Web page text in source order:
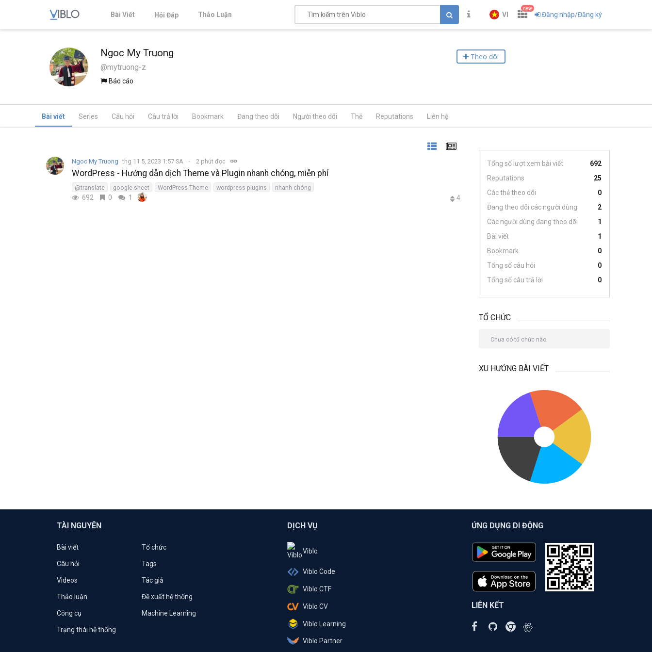
Bài Viết Hỏi Đáp Thảo Luận VI
new
Đăng nhập/Đăng ký
Ngoc My Truong
@mytruong-z
Báo cáo
Theo dõi
Bài viết Series Câu hỏi Câu trả lời Bookmark Đang theo dõi Người theo dõi Thẻ Reputations Liên hệ
Ngoc My Truong thg 11 5, 2023 1:57 SA 2 phút đọc
WordPress - Hướng dẫn dịch Theme và Plugin nhanh chóng, miễn phí
@translate google sheet WordPress Theme wordpress plugins nhanh chóng
692 0 1 4
Tổng số lượt xem bài viết
692
Reputations
25
Các thẻ theo dõi
0
Đang theo dõi các người dùng
2
Các người dùng đang theo dõi
1
Bài viết
1
Bookmark
0
Tổng số câu hỏi
0
Tổng số câu trả lời
0
TỔ CHỨC
Chưa có tổ chức nào.
XU HƯỚNG BÀI VIẾT
TÀI NGUYÊN
Bài viết Tổ chức
Câu hỏi Tags
Videos Tác giả
Thảo luận Đề xuất hệ thống
Công cụ Machine Learning
Trạng thái hệ thống
DỊCH VỤ
Viblo
Viblo Code
Viblo CTF
Viblo CV
Viblo Learning
Viblo Partner
ỨNG DỤNG DI ĐỘNG
LIÊN KẾT